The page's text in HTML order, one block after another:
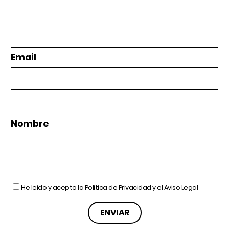
Email
Nombre
He leído y acepto laPolítica de Privacidady elAviso Legal